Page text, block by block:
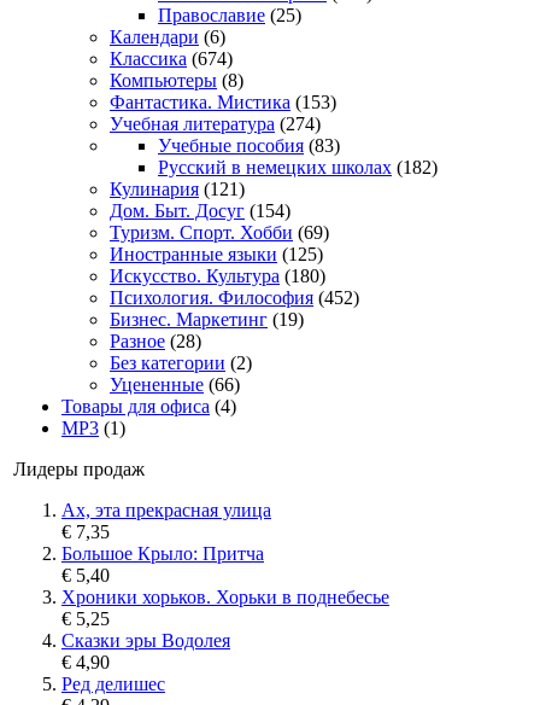
Православие (25)
Календари (6)
Классика (674)
Компьютеры (8)
Фантастика. Мистика (153)
Учебная литература (274)
Учебные пособия (83)
Русский в немецких школах (182)
Кулинария (121)
Дом. Быт. Досуг (154)
Туризм. Спорт. Хобби (69)
Иностранные языки (125)
Искусство. Культура (180)
Психология. Философия (452)
Бизнес. Маркетинг (19)
Разное (28)
Без категории (2)
Уцененные (66)
Товары для офиса (4)
MP3 (1)
Лидеры продаж
Ах, эта прекрасная улица
€ 7,35
Большое Крыло: Притча
€ 5,40
Хроники хорьков. Хорьки в поднебесье
€ 5,25
Сказки эры Водолея
€ 4,90
Ред делишес